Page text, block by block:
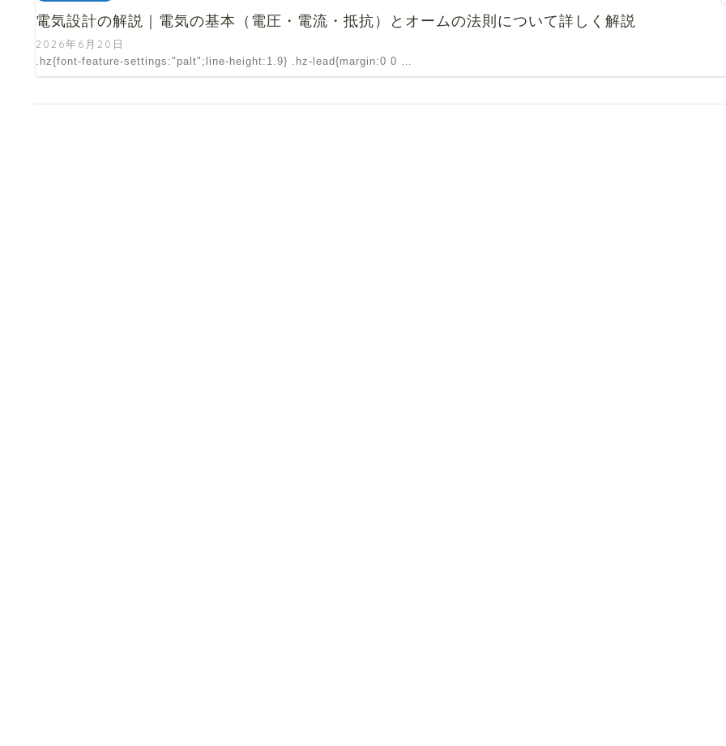
電気設計の解説｜電気の基本（電圧・電流・抵抗）とオームの法則について詳しく解説
2026年6月20日
.hz{font-feature-settings:"palt";line-height:1.9} .hz-lead{margin:0 0 …